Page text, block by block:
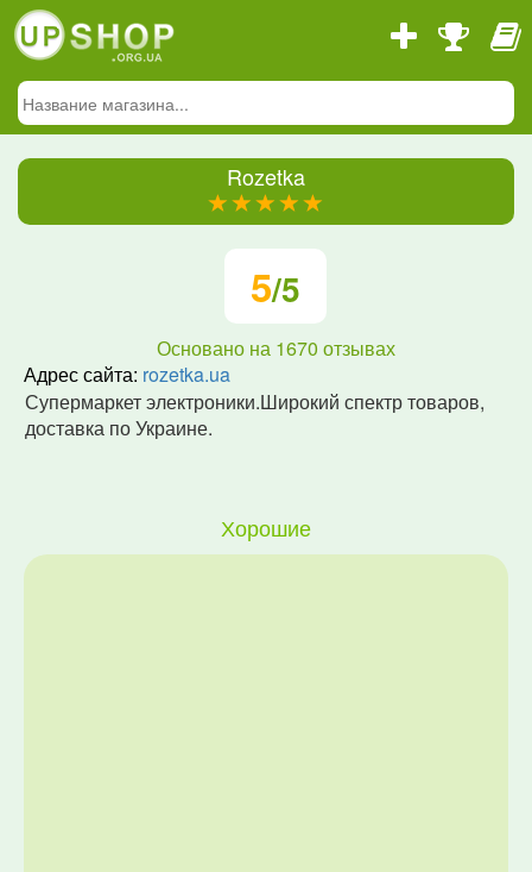
Rozetka
(*)(*) (*) (*) (*)
5/5
Основано на 1670 отзывах
Адрес сайта: rozetka.ua
Супермаркет электроники.Широкий спектр товаров,
доставка по Украине.
Хорошие